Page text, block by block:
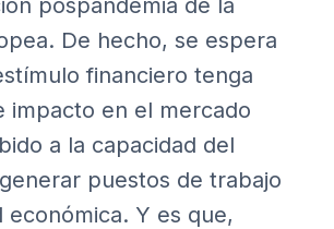
pospandemia de la
De hecho, se espera
financiero tenga
impacto en el mercado
a la capacidad del
puestos de trabajo
económica. Y es que,